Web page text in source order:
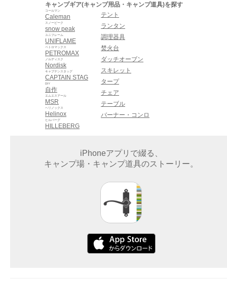
キャンプギア(キャンプ用品・キャンプ道具)を探す
Caleman
コールマン
snow peak
スノーピーク
UNIFLAME
ユニフレーム
PETROMAX
ペトロマックス
Nordisk
ノルディスク
CAPTAIN STAG
キャプテンスタッグ
自作
DIY
MSR
エムエスアール
Helinox
ヘリノックス
HILLEBERG
ヒルバーグ
テント
ランタン
調理器具
焚火台
ダッチオーブン
スキレット
タープ
チェア
テーブル
バーナー・コンロ
iPhoneアプリで綴る、
キャンプ場・キャンプ道具のストーリー。